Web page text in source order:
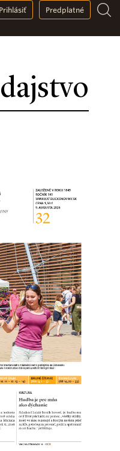
Prihlásiť Predplatné